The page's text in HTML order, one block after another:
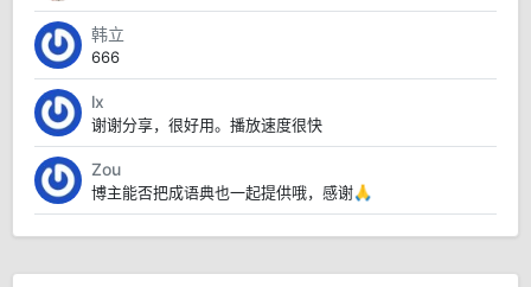
韩立
666
lx
谢谢分享，很好用。播放速度很快
Zou
博主能否把成语典也一起提供哦，感谢🙏